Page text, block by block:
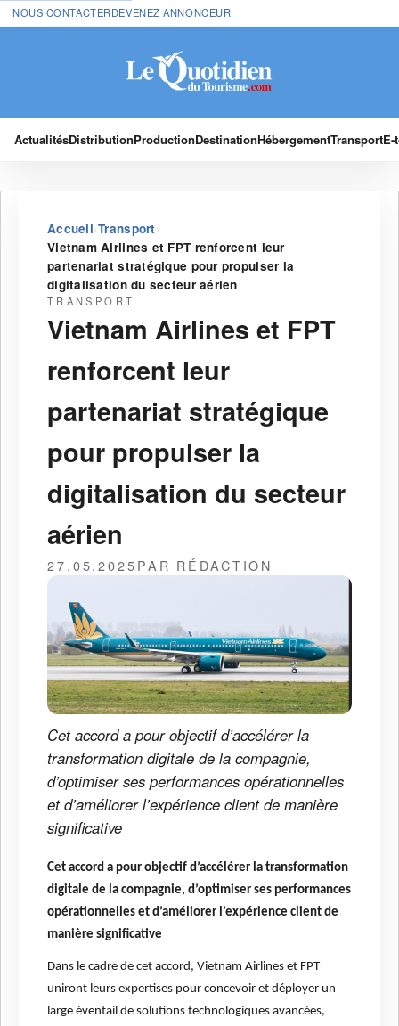
NOUS CONTACTERDEVENEZ ANNONCEUR
ActualitésDistributionProductionDestinationHébergementTransport
Accueil›Transport ›
Vietnam Airlines et FPT renforcent leur
partenariat stratégique pour propulser la
digitalisation du secteur aérien
TRANSPORT
Vietnam Airlines et FPT
renforcent leur
partenariat stratégique
pour propulser la
digitalisation du secteur
aérien
27.05.2025PAR RÉDACTION
Cet accord a pour objectif d’accélérer la
transformation digitale de la compagnie,
d’optimiser ses performances opérationnelles
et d’améliorer l’expérience client de manière
significative
Cet accord a pour objectif d’accélérer la transformation
digitale de la compagnie, d’optimiser ses performances
opérationnelles et d’améliorer l’expérience client de
manière significative
Dans le cadre de cet accord, Vietnam Airlines et FPT
uniront leurs expertises pour concevoir et déployer un
large éventail de solutions technologiques avancées,